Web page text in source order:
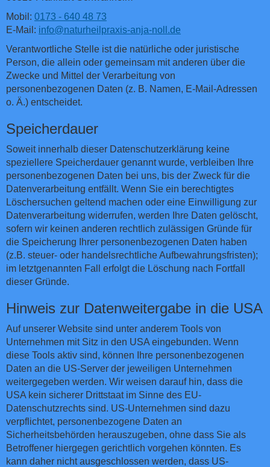
Mobil: 0173 - 640 48 73
E-Mail: info@naturheilpraxis-anja-noll.de
Verantwortliche Stelle ist die natürliche oder juristische
Person, die allein oder gemeinsam mit anderen über die
Zwecke und Mittel der Verarbeitung von
personenbezogenen Daten (z. B. Namen, E-Mail-Adressen
o. Ä.) entscheidet.
Speicherdauer
Soweit innerhalb dieser Datenschutzerklärung keine
speziellere Speicherdauer genannt wurde, verbleiben Ihre
personenbezogenen Daten bei uns, bis der Zweck für die
Datenverarbeitung entfällt. Wenn Sie ein berechtigtes
Löschersuchen geltend machen oder eine Einwilligung zur
Datenverarbeitung widerrufen, werden Ihre Daten gelöscht,
sofern wir keinen anderen rechtlich zulässigen Gründe für
die Speicherung Ihrer personenbezogenen Daten haben
(z.B. steuer- oder handelsrechtliche Aufbewahrungsfristen);
im letztgenannten Fall erfolgt die Löschung nach Fortfall
dieser Gründe.
Hinweis zur Datenweitergabe in die USA
Auf unserer Website sind unter anderem Tools von
Unternehmen mit Sitz in den USA eingebunden. Wenn
diese Tools aktiv sind, können Ihre personenbezogenen
Daten an die US-Server der jeweiligen Unternehmen
weitergegeben werden. Wir weisen darauf hin, dass die
USA kein sicherer Drittstaat im Sinne des EU-
Datenschutzrechts sind. US-Unternehmen sind dazu
verpflichtet, personenbezogene Daten an
Sicherheitsbehörden herauszugeben, ohne dass Sie als
Betroffener hiergegen gerichtlich vorgehen könnten. Es
kann daher nicht ausgeschlossen werden, dass US-